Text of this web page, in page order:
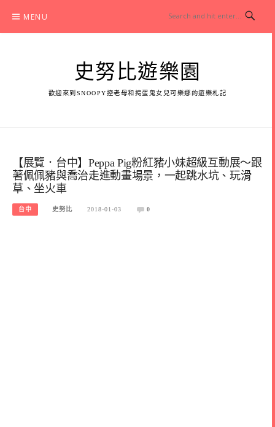
content
MENU
史努比遊樂園
歡迎來到SNOOPY控老母和搗蛋鬼女兒可樂娜的遊樂札記
【展覽．台中】Peppa Pig粉紅豬小妹超級互動展～跟
著佩佩豬與喬治走進動畫場景，一起跳水坑、玩滑
草、坐火車
台中 史努比 2018-01-03 0